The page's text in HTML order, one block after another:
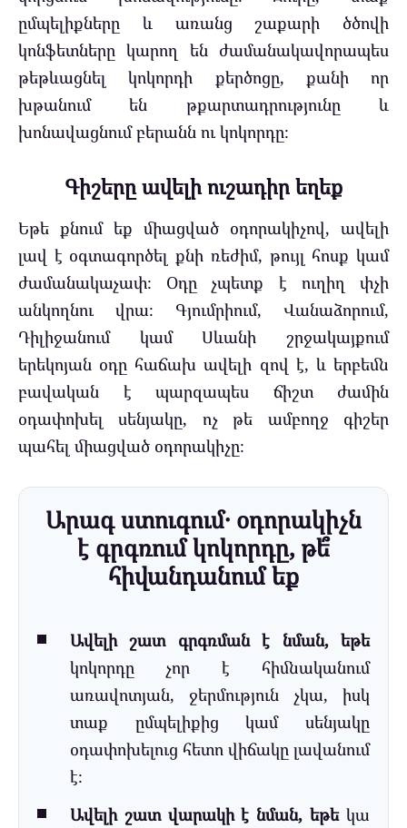
ըմպելիքները և առանց շաքարի ծծովի
կոնֆետները կարող են ժամանակավորապես
թեթևացնել կոկորդի քերծոցը, քանի որ
խթանում են թքարտադրությունը և
խոնավացնում բերանն ու կոկորդը։
Գիշերը ավելի ուշադիր եղեք
Եթե քնում եք միացված օդորակիչով, ավելի
լավ է օգտագործել քնի ռեժիմ, թույլ հոսք կամ
ժամանակաչափ։ Օդը չպետք է ուղիղ փչի
անկողնու վրա։ Գյումրիում, Վանաձորում,
Դիլիջանում կամ Սևանի շրջակայքում
երեկոյան օդը հաճախ ավելի զով է, և երբեմն
բավական է պարզապես ճիշտ ժամին
օդափոխել սենյակը, ոչ թե ամբողջ գիշեր
պահել միացված օդորակիչը։
Արագ ստուգում․ օդորակիչն
է գրգռում կոկորդը, թե՞
հիվանդանում եք
Ավելի շատ գրգռման է նման, եթե
կոկորդը չոր է հիմնականում
առավոտյան, ջերմություն չկա, իսկ
տաք ըմպելիքից կամ սենյակը
օդափոխելուց հետո վիճակը լավանում
է։
Ավելի շատ վարակի է նման, եթեկա